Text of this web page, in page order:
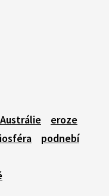
Austrálie
eroze
podnebí